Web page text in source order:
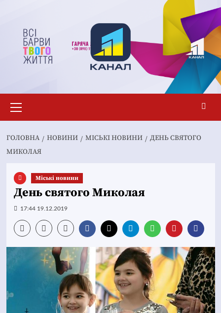
вмісту
меню
ГОЛОВНА НОВИНИ MІСЬКІ НОВИНИ
ДЕНЬ СВЯТОГО
МИКОЛАЯ
Mіські новини
День святого Миколая
17:44 19.12.2019